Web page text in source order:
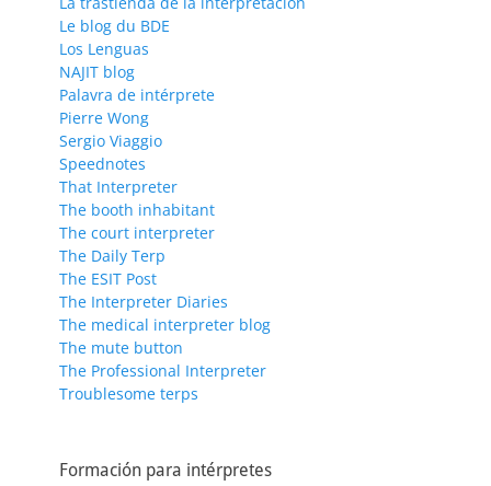
Le blog du BDE
Los Lenguas
NAJIT blog
Palavra de intérprete
Pierre Wong
Sergio Viaggio
Speednotes
That Interpreter
The booth inhabitant
The court interpreter
The Daily Terp
The ESIT Post
The Interpreter Diaries
The medical interpreter blog
The mute button
The Professional Interpreter
Troublesome terps
Formación para intérpretes